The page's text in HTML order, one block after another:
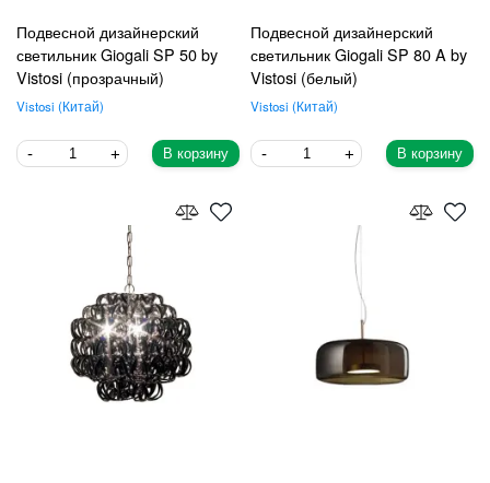
Подвесной дизайнерский
светильник Giogali SP 50 by
Vistosi (прозрачный)
Vistosi Китай
В корзину
Подвесной дизайнерский
светильник Giogali SP 80 A by
Vistosi (белый)
Vistosi Китай
В корзину